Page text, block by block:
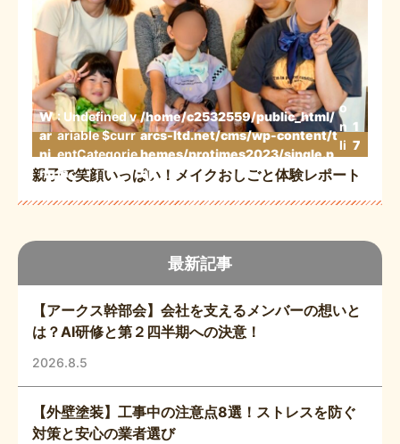
最新記事
【アークス幹部会】会社を支えるメンバーの想いと
は？AI研修と第２四半期への決意！
2026.8.5
【外壁塗装】工事中の注意点8選！ストレスを防ぐ
対策と安心の業者選び
W
ar
ni
ng
: Undefined v
ariable $curr
entCategorie
in
/home/c2532559/public_html/
arcs-ltd.net/cms/wp-content/t
hemes/protimes2023/single.p
hp
o
n
li
1
7
親子で笑顔いっぱい！メイクおしごと体験レポート